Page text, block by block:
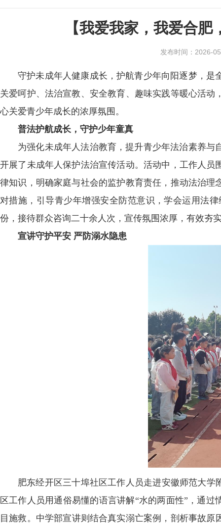
【我爱我家，我爱合
发布时间：2026-
守护未成年人健康成长，护航青少年向阳逐梦，
关爱呵护、法治宣教、安全教育、趣味实践等暖心活
心关爱青少年成长的浓厚氛围。
普法护航成长，守护少年童真
为强化未成年人法治教育，提升青少年法治素养
开展了未成年人保护法治宣传活动。活动中，工作人
律知识，明确家庭与社会的监护教育责任，推动法治
对措施，引导青少年增强安全防范意识，学会运用法
份，接待群众咨询二十余人次，宣传氛围浓厚，有效夯
宣讲守护平安 严防溺水隐患
肥东经开区三十埠社区工作人员走进安徽师范大
区工作人员用通俗易懂的语言讲解“水的两面性”，通
目施救。中学部宣讲则结合真实溺亡案例，剖析事故